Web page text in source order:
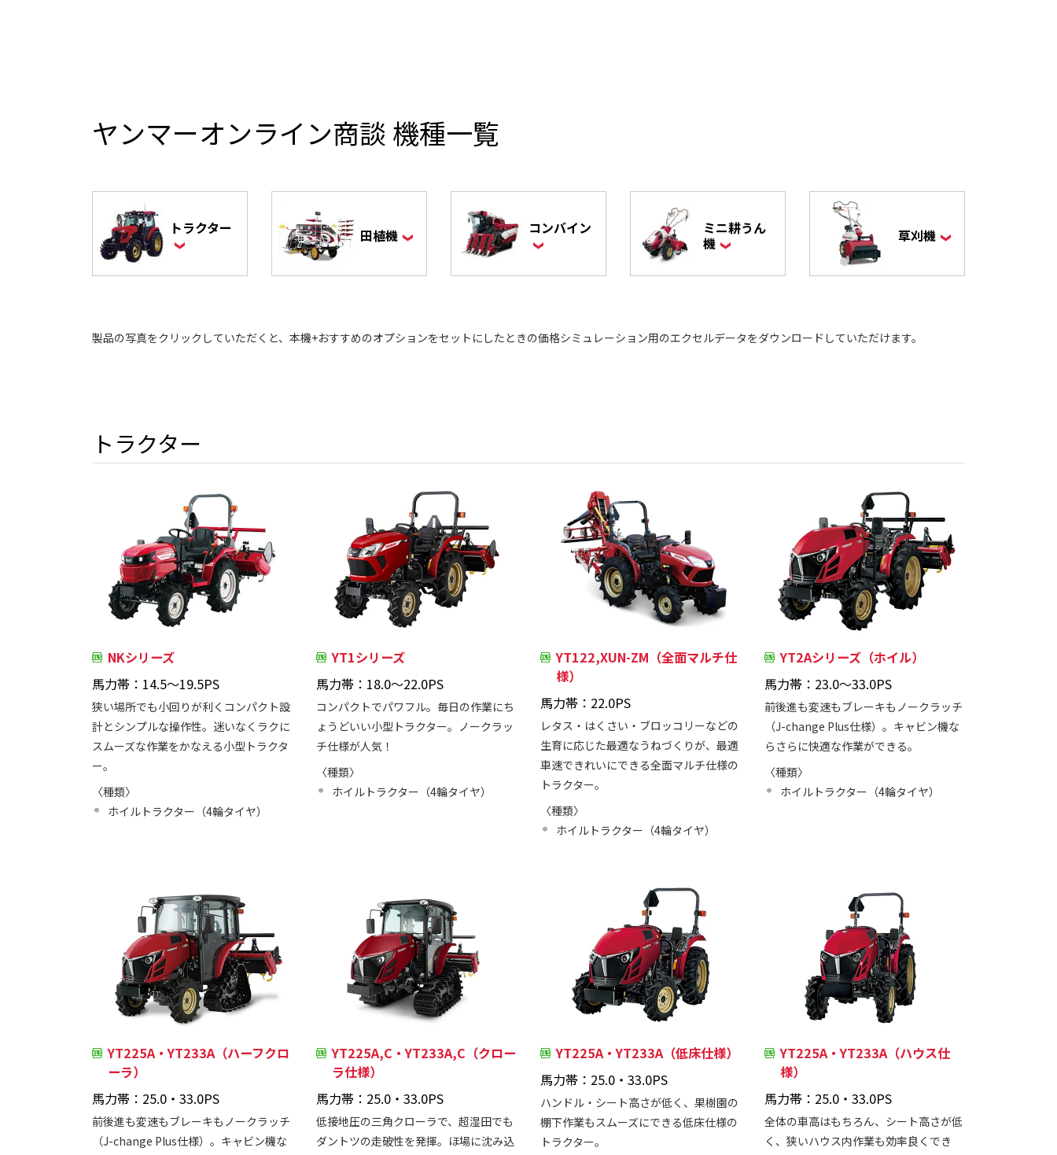
ヤンマーオンライン商談 機種一覧
トラクター 田植機 コンバイン
ミニ耕うん
機
草刈機
製品の写真をクリックしていただくと、本機+おすすめのオプションをセットにしたときの価格シミュレーション用のエクセルデータをダウンロードしていただけます。
トラクター
NKシリーズ
馬力帯：14.5～19.5PS
狭い場所でも小回りが利くコンパクト設
計とシンプルな操作性。迷いなくラクに
スムーズな作業をかなえる小型トラクタ
ー。
〈種類〉
ホイルトラクター（4輪タイヤ）
YT1シリーズ
馬力帯：18.0～22.0PS
コンパクトでパワフル。毎日の作業にち
ょうどいい小型トラクター。ノークラッ
チ仕様が人気！
〈種類〉
ホイルトラクター（4輪タイヤ）
YT122,XUN-ZM（全面マルチ仕
様）
馬力帯：22.0PS
レタス・はくさい・ブロッコリーなどの
生育に応じた最適なうねづくりが、最適
車速できれいにできる全面マルチ仕様の
トラクター。
〈種類〉
ホイルトラクター（4輪タイヤ）
YT2Aシリーズ（ホイル）
馬力帯：23.0～33.0PS
前後進も変速もブレーキもノークラッチ
（J-change Plus仕様）。キャビン機な
らさらに快適な作業ができる。
〈種類〉
ホイルトラクター（4輪タイヤ）
YT225A・YT233A（ハーフクロ
ーラ）
馬力帯：25.0・33.0PS
前後進も変速もブレーキもノークラッチ
（J-change Plus仕様）。キャビン機な
YT225A,C・YT233A,C（クロー
ラ仕様）
馬力帯：25.0・33.0PS
低接地圧の三角クローラで、超湿田でも
ダントツの走破性を発揮。ほ場に沈み込
YT225A・YT233A（低床仕様）
馬力帯：25.0・33.0PS
ハンドル・シート高さが低く、果樹園の
棚下作業もスムーズにできる低床仕様の
トラクター。
YT225A・YT233A（ハウス仕
様）
馬力帯：25.0・33.0PS
全体の車高はもちろん、シート高さが低
く、狭いハウス内作業も効率良くでき